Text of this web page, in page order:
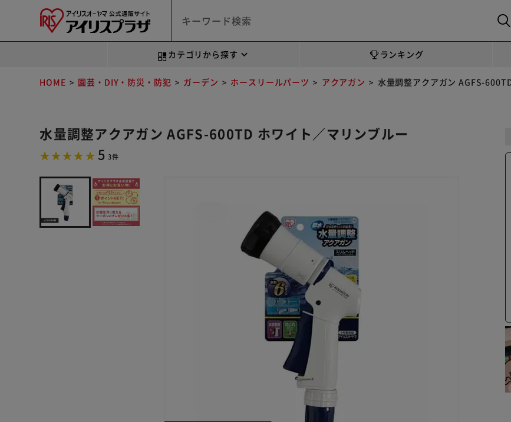
カテゴリから探す ランキング
HOME 園芸・DIY・防災・防犯 ガーデン ホースリールパーツ アクアガン 水量調整アクアガン AGFS-
水量調整アクアガン AGFS-600TD ホワイト／マリンブルー
5 3件